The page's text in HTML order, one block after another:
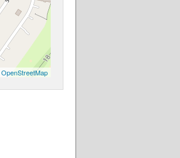
OpenStreetMap